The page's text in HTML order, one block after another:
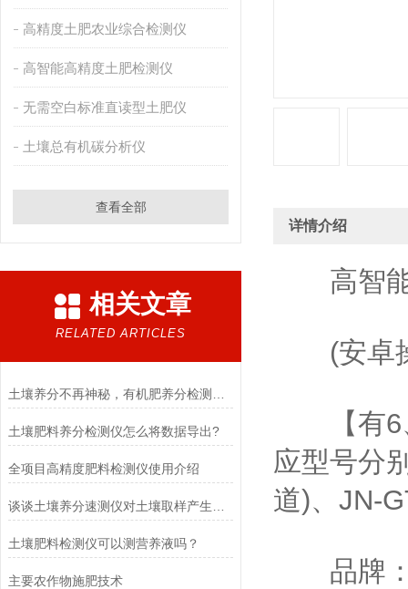
高精度土肥农业综合检测仪
高智能高精度土肥检测仪
无需空白标准直读型土肥仪
土壤总有机碳分析仪
查看全部
相关文章
RELATED ARTICLES
土壤肥料养分检测仪怎么将数据导出?
全项目高精度肥料检测仪使用介绍
土壤肥料检测仪可以测营养液吗？
主要农作物施肥技术
详情介绍
高智能
(安卓操
【有6、
应型号分
道)、JN-
品牌：